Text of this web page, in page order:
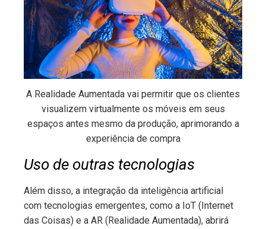
A Realidade Aumentada vai permitir que os clientes
visualizem virtualmente os móveis em seus
espaços antes mesmo da produção, aprimorando a
experiência de compra
Uso de outras tecnologias
Além disso, a integração da inteligência artificial
com tecnologias emergentes, como a IoT (Internet
das Coisas) e a AR (Realidade Aumentada), abrirá